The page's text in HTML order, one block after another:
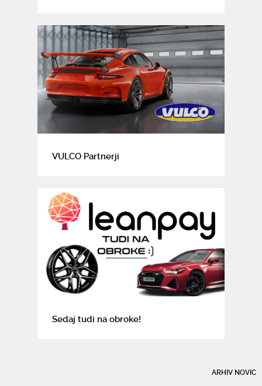
VULCO Partnerji
Sedaj tudi na obroke!
ARHIV NOVIC